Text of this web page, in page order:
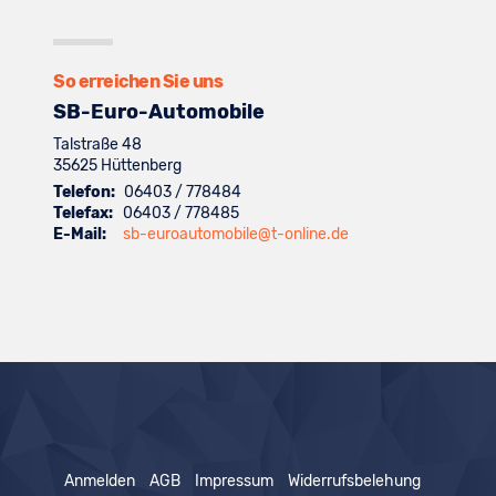
So erreichen Sie uns
SB-Euro-Automobile
Talstraße 48
35625 Hüttenberg
Telefon: 06403 / 778484
Telefax: 06403 / 778485
E-Mail:
sb-euroautomobile@t-online.de
Anmelden AGB Impressum Widerrufsbelehung